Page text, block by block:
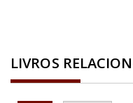
LIVROS